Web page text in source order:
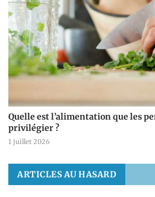
Quelle est l’alimentation que les
privilégier ?
1 juillet 2026
ARTICLES AU HASARD